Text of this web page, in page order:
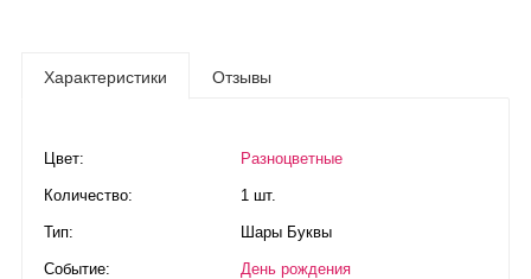
Характеристики Отзывы
Цвет: Разноцветные
Количество: 1 шт.
Тип: Шары Буквы
Событие: День рождения